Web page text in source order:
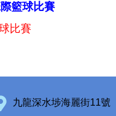
籃球比賽
比賽
九龍深水埗海麗街11號